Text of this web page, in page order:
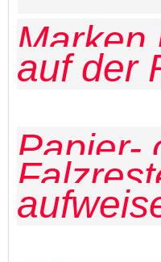
Marken
auf der
Papier-